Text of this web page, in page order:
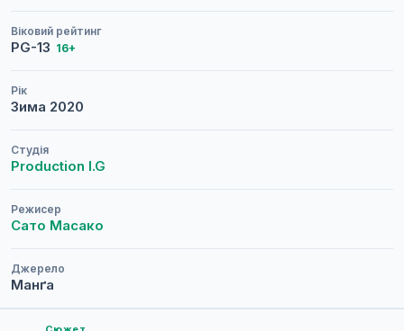
Віковий рейтинг
PG-13 16+
Рік
Зима 2020
Студія
Production I.G
Режисер
Сато Масако
Джерело
Манґа